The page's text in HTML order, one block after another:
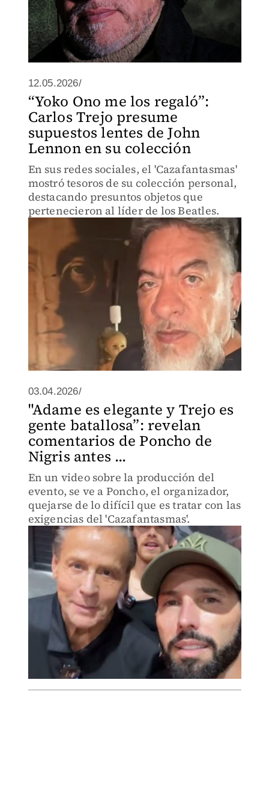
12.05.2026/
“Yoko Ono me los regaló”:
Carlos Trejo presume
supuestos lentes de John
Lennon en su colección
En sus redes sociales, el 'Cazafantasmas'
mostró tesoros de su colección personal,
destacando presuntos objetos que
pertenecieron al líder de los Beatles.
03.04.2026/
"Adame es elegante y Trejo es
gente batallosa”: revelan
comentarios de Poncho de
Nigris antes ...
En un video sobre la producción del
evento, se ve a Poncho, el organizador,
quejarse de lo difícil que es tratar con las
exigencias del 'Cazafantasmas'.